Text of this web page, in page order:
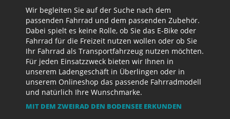
Wir begleiten Sie auf der Suche nach dem
passenden Fahrrad und dem passenden Zubehör.
Dabei spielt es keine Rolle, ob Sie das E-Bike oder
Fahrrad für die Freizeit nutzen wollen oder ob Sie
Ihr Fahrrad als Transportfahrzeug nutzen möchten.
Für jeden Einsatzzweck bieten wir Ihnen in
unserem Ladengeschäft in Überlingen oder in
unserem Onlineshop das passende Fahrradmodell
und natürlich Ihre Wunschmarke.
MIT DEM ZWEIRAD DEN BODENSEE ERKUNDEN